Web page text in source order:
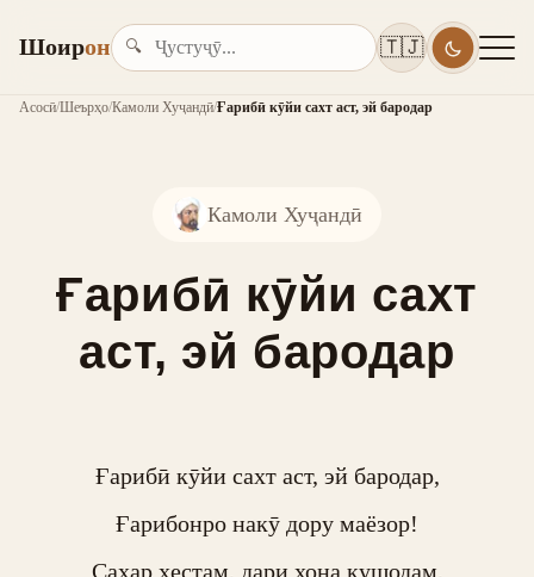
Шоирон 🔍 🇹🇯
Асосӣ/Шеърҳо/Камоли Хуҷандӣ/Ғарибӣ кӯйи сахт аст, эй бародар
Камоли Хуҷандӣ
Ғарибӣ кӯйи сахт
аст, эй бародар
Ғарибӣ кӯйи сахт аст, эй бародар,
Ғарибонро накӯ дору маёзор!
Саҳар хестам, дари хона кушодам,